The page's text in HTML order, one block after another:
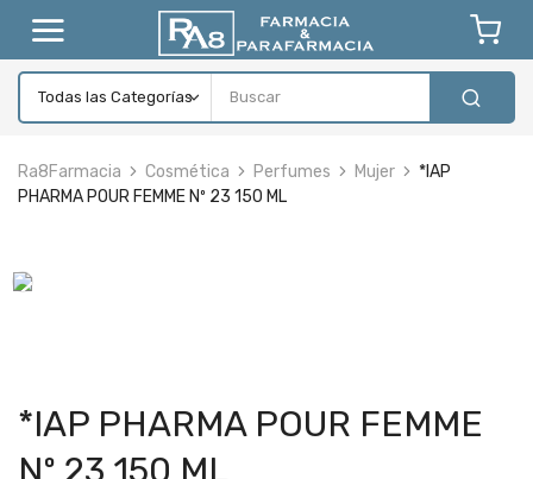
Ra8Farmacia Cosmética Perfumes Mujer
*IAP
PHARMA POUR FEMME Nº 23 150 ML
*IAP PHARMA POUR FEMME
Nº 23 150 ML